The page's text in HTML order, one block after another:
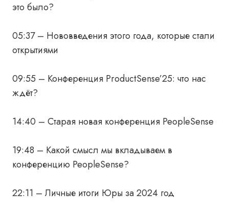
это было?
05:37 – Нововведения этого года, которые стали
открытиями
09:55 – Конференция ProductSense’25: что нас
ждёт?
14:40 – Старая новая конференция PeopleSense
19:48 – Какой смысл мы вкладываем в
конференцию PeopleSense?
22:11 – Личные итоги Юры за 2024 год